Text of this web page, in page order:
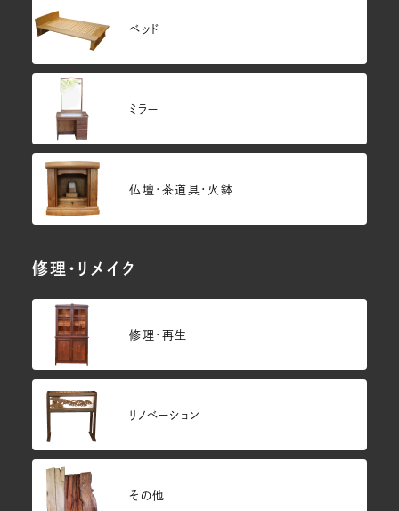
ベッド
ミラー
仏壇･茶道具・火鉢
修理・リメイク
修理・再生
リノベーション
その他